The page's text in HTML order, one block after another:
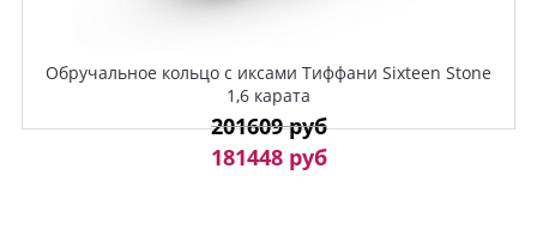
Обручальное кольцо с иксами Тиффани Sixteen Stone
1,6 карата
201609 руб
181448 руб